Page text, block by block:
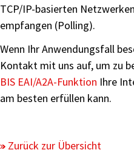
TCP/IP-basierten
empfangen (Polling).
Wenn Ihr Anwendungsfall
Kontakt mit uns auf, um zu
BIS EAI/A2A-Funktion Ihre
am besten erfüllen kann.
Zurück zur Übersicht